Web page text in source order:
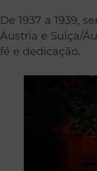
De 1937 a 1939,
Áustria e Suíça/
fé e dedicação.